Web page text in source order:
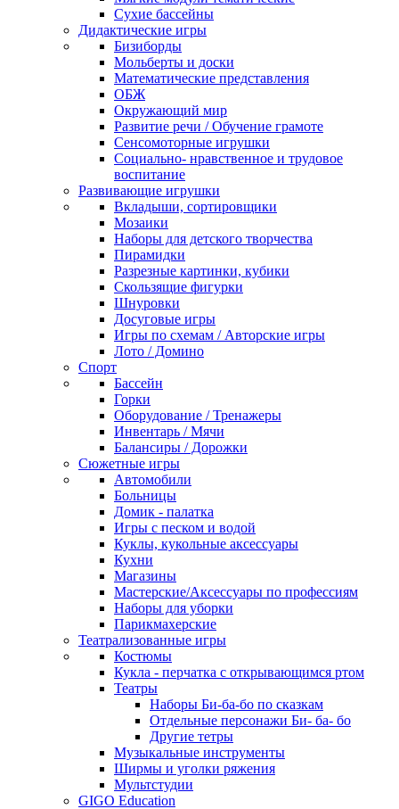
Сухие бассейны
Дидактические игры
Бизиборды
Мольберты и доски
Математические представления
ОБЖ
Окружающий мир
Развитие речи / Обучение грамоте
Сенсомоторные игрушки
Социально- нравственное и трудовое
воспитание
Развивающие игрушки
Вкладыши, сортировщики
Мозаики
Наборы для детского творчества
Пирамидки
Разрезные картинки, кубики
Скользящие фигурки
Шнуровки
Досуговые игры
Игры по схемам / Авторские игры
Лото / Домино
Спорт
Бассейн
Горки
Оборудование / Тренажеры
Инвентарь / Мячи
Балансиры / Дорожки
Сюжетные игры
Автомобили
Больницы
Домик - палатка
Игры с песком и водой
Куклы, кукольные аксессуары
Кухни
Магазины
Мастерские/Аксессуары по профессиям
Наборы для уборки
Парикмахерские
Театрализованные игры
Костюмы
Кукла - перчатка с открывающимся ртом
Театры
Наборы Би-ба-бо по сказкам
Отдельные персонажи Би- ба- бо
Другие тетры
Музыкальные инструменты
Ширмы и уголки ряжения
Мультстудии
GIGO Education